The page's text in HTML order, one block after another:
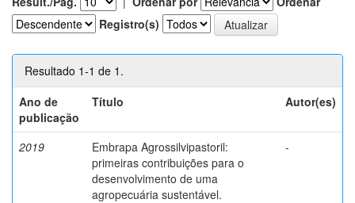
Registro(s)
Resultado 1-1 de 1.
Ano de
publicação
Título Autor(es)
2019
Embrapa Agrossilvipastoril:
primeiras contribuições para o
desenvolvimento de uma
agropecuária sustentável.
-